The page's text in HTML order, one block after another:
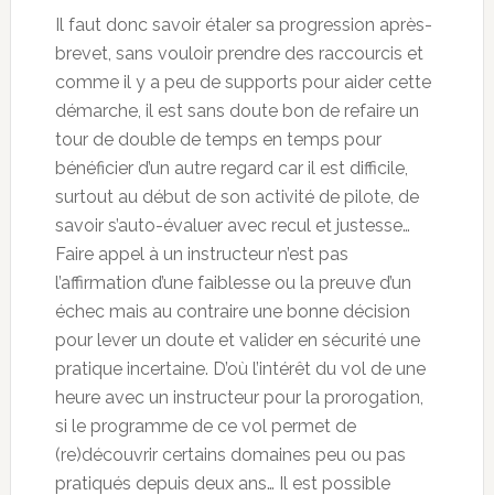
Il faut donc savoir étaler sa progression après-
brevet, sans vouloir prendre des raccourcis et
comme il y a peu de supports pour aider cette
démarche, il est sans doute bon de refaire un
tour de double de temps en temps pour
bénéficier d’un autre regard car il est difficile,
surtout au début de son activité de pilote, de
savoir s’auto-évaluer avec recul et justesse…
Faire appel à un instructeur n’est pas
l’affirmation d’une faiblesse ou la preuve d’un
échec mais au contraire une bonne décision
pour lever un doute et valider en sécurité une
pratique incertaine. D’où l’intérêt du vol de une
heure avec un instructeur pour la prorogation,
si le programme de ce vol permet de
(re)découvrir certains domaines peu ou pas
pratiqués depuis deux ans… Il est possible